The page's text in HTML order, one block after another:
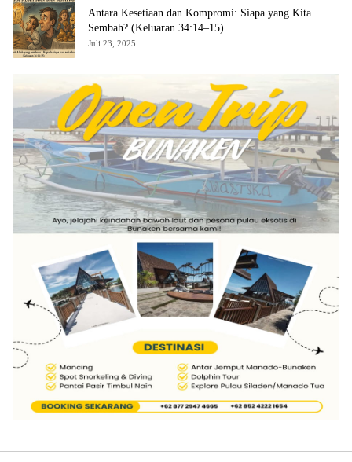
Antara Kesetiaan dan Kompromi: Siapa yang Kita
Sembah? (Keluaran 34:14–15)
Juli 23, 2025